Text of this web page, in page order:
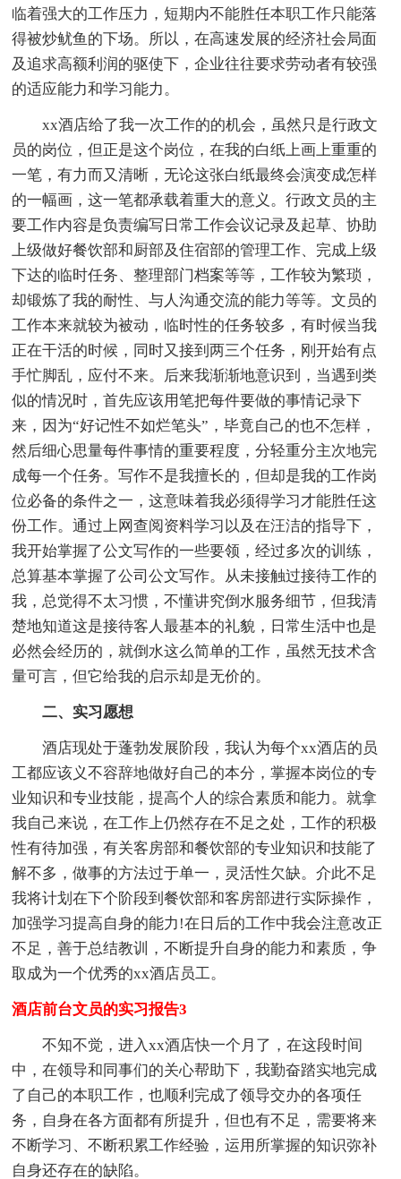
临着强大的工作压力，短期内不能胜任本职工作只能落
得被炒鱿鱼的下场。所以，在高速发展的经济社会局面
及追求高额利润的驱使下，企业往往要求劳动者有较强
的适应能力和学习能力。
xx酒店给了我一次工作的的机会，虽然只是行政文
员的岗位，但正是这个岗位，在我的白纸上画上重重的
一笔，有力而又清晰，无论这张白纸最终会演变成怎样
的一幅画，这一笔都承载着重大的意义。行政文员的主
要工作内容是负责编写日常工作会议记录及起草、协助
上级做好餐饮部和厨部及住宿部的管理工作、完成上级
下达的临时任务、整理部门档案等等，工作较为繁琐，
却锻炼了我的耐性、与人沟通交流的能力等等。文员的
工作本来就较为被动，临时性的任务较多，有时候当我
正在干活的时候，同时又接到两三个任务，刚开始有点
手忙脚乱，应付不来。后来我渐渐地意识到，当遇到类
似的情况时，首先应该用笔把每件要做的事情记录下
来，因为“好记性不如烂笔头”，毕竟自己的也不怎样，
然后细心思量每件事情的重要程度，分轻重分主次地完
成每一个任务。写作不是我擅长的，但却是我的工作岗
位必备的条件之一，这意味着我必须得学习才能胜任这
份工作。通过上网查阅资料学习以及在汪洁的指导下，
我开始掌握了公文写作的一些要领，经过多次的训练，
总算基本掌握了公司公文写作。从未接触过接待工作的
我，总觉得不太习惯，不懂讲究倒水服务细节，但我清
楚地知道这是接待客人最基本的礼貌，日常生活中也是
必然会经历的，就倒水这么简单的工作，虽然无技术含
量可言，但它给我的启示却是无价的。
二、实习愿想
酒店现处于蓬勃发展阶段，我认为每个xx酒店的员
工都应该义不容辞地做好自己的本分，掌握本岗位的专
业知识和专业技能，提高个人的综合素质和能力。就拿
我自己来说，在工作上仍然存在不足之处，工作的积极
性有待加强，有关客房部和餐饮部的专业知识和技能了
解不多，做事的方法过于单一，灵活性欠缺。介此不足
我将计划在下个阶段到餐饮部和客房部进行实际操作，
加强学习提高自身的能力!在日后的工作中我会注意改正
不足，善于总结教训，不断提升自身的能力和素质，争
取成为一个优秀的xx酒店员工。
酒店前台文员的实习报告3
不知不觉，进入xx酒店快一个月了，在这段时间
中，在领导和同事们的关心帮助下，我勤奋踏实地完成
了自己的本职工作，也顺利完成了领导交办的各项任
务，自身在各方面都有所提升，但也有不足，需要将来
不断学习、不断积累工作经验，运用所掌握的知识弥补
自身还存在的缺陷。